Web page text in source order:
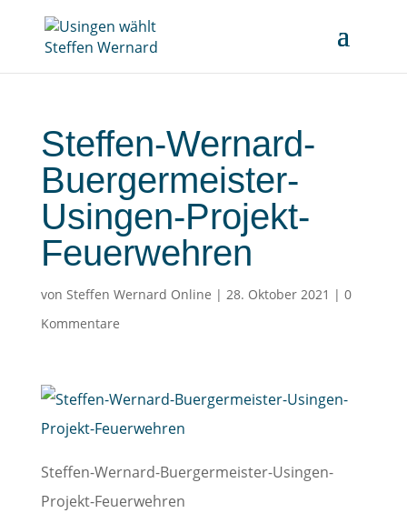
Steffen-Wernard-
Buergermeister-
Usingen-Projekt-
Feuerwehren
von Steffen Wernard Online | 28. Oktober 2021 | 0
Kommentare
Steffen-Wernard-Buergermeister-Usingen-
Projekt-Feuerwehren